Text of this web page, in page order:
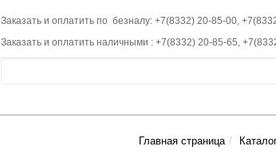
Заказать и оплатить по безналу: +7(8332) 20-85-00,
Заказать и оплатить наличными : +7(8332) 20-85-65,
Главная страница